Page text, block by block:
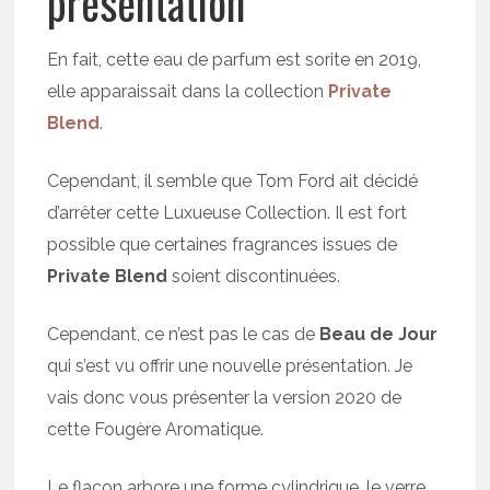
En fait, cette eau de parfum est sorite en 2019,
elle apparaissait dans la collection Private
Blend.
Cependant, il semble que Tom Ford ait décidé
d’arrêter cette Luxueuse Collection. Il est fort
possible que certaines fragrances issues de
Private Blend soient discontinuées.
Cependant, ce n’est pas le cas de Beau de Jour
qui s’est vu offrir une nouvelle présentation. Je
vais donc vous présenter la version 2020 de
cette Fougère Aromatique.